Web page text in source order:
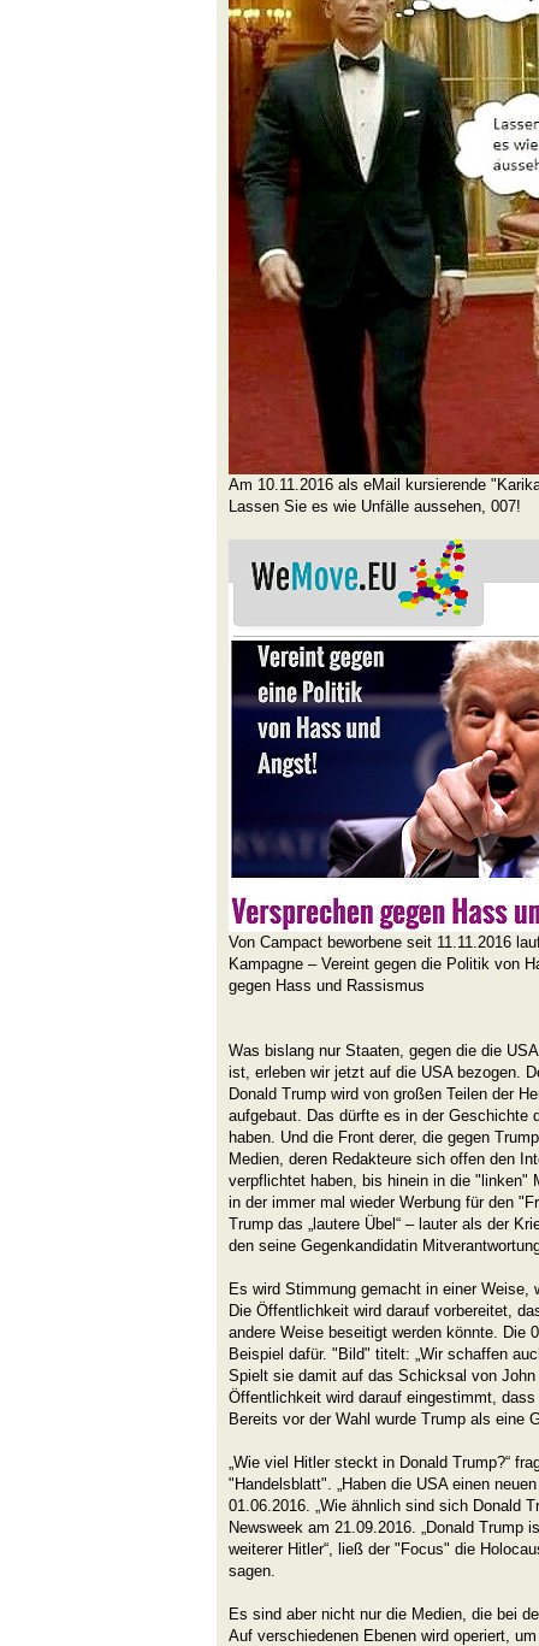
Am 10.11.2016 als eMail kursierende
Lassen Sie es wie Unfälle aussehen, 007!
Von Campact beworbene seit 11.11.2016
Kampagne – Vereint gegen die Politik von
gegen Hass und Rassismus
Was bislang nur Staaten, gegen die die
ist, erleben wir jetzt auf die USA bezogen.
Donald Trump wird von großen Teilen der
aufgebaut. Das dürfte es in der Geschichte
haben. Und die Front derer, die gegen
Medien, deren Redakteure sich offen den
verpflichtet haben, bis hinein in die "linken"
in der immer mal wieder Werbung für den
Trump das „lautere Übel“ – lauter als der
den seine Gegenkandidatin
Es wird Stimmung gemacht in einer Weise,
Die Öffentlichkeit wird darauf vorbereitet,
andere Weise beseitigt werden könnte. Die
Beispiel dafür. "Bild" titelt: „Wir schaffen
Spielt sie damit auf das Schicksal von John
Öffentlichkeit wird darauf eingestimmt,
Bereits vor der Wahl wurde Trump als eine
„Wie viel Hitler steckt in Donald Trump?“
"Handelsblatt". „Haben die USA einen
01.06.2016. „Wie ähnlich sind sich Donald
Newsweek am 21.09.2016. „Donald Trump
weiterer Hitler“, ließ der "Focus" die
sagen.
Es sind aber nicht nur die Medien, die bei
Auf verschiedenen Ebenen wird operiert,